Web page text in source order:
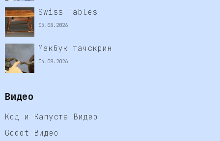
Swiss Tables
05.08.2026
Макбук тачскрин
04.08.2026
Видео
Код и Капуста Видео
Godot Видео